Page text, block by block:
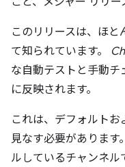
このリリースは、ほ
て知られています。
な自動テストと手動
に反映されます。
これは、デフォルト
見なす必要があります
ルしているチャンネル